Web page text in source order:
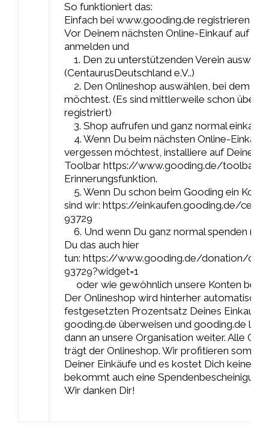
So funktioniert das:
Einfach bei www.gooding.de registrieren
Vor Deinem nächsten Online-Einkauf auf
anmelden und
1. Den zu unterstützenden Verein
(CentaurusDeutschland e.V..)
2. Den Onlineshop auswählen, bei dem Du
möchtest. (Es sind mittlerweile schon über
registriert)
3. Shop aufrufen und ganz normal
4. Wenn Du beim nächsten Online-Einkauf
vergessen möchtest, installiere auf Deinem
Toolbar https://www.gooding.de/toolbar –
Erinnerungsfunktion.
5. Wenn Du schon beim Gooding ein
sind wir: https://einkaufen.gooding.de/
93729
6. Und wenn Du ganz normal spenden
Du das auch hier
tun: https://www.gooding.de/donation/
93729?widget=1
oder wie gewöhnlich unsere Konten
Der Onlineshop wird hinterher automatisch
festgesetzten Prozentsatz Deines
gooding.de überweisen und gooding.de
dann an unsere Organisation weiter. Alle
trägt der Onlineshop. Wir profitieren somit
Deiner Einkäufe und es kostet Dich keinen
bekommt auch eine Spendenbescheinigung.
Wir danken Dir!